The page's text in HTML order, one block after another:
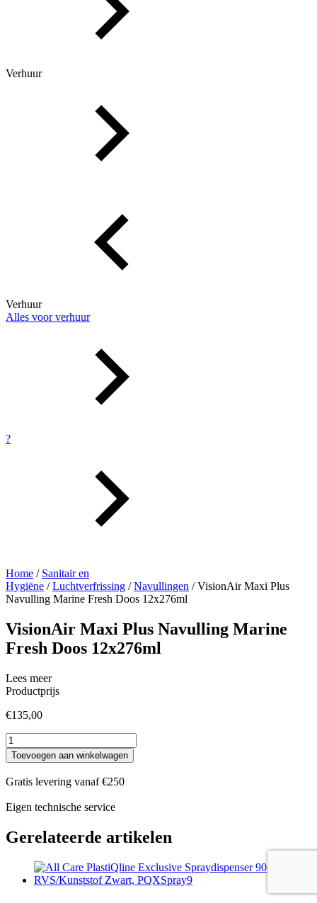
Verhuur
Verhuur
Alles voor verhuur
?
Home / Sanitair en
Hygiëne /Luchtverfrissing /Navullingen / VisionAir Maxi Plus
Navulling Marine Fresh Doos 12x276ml
VisionAir Maxi Plus Navulling Marine
Fresh Doos 12x276ml
Lees meer
Productprijs
€135,00
VisionAir
Maxi
Plus
Navulling
Marine
Fresh
Doos
aantal
Toevoegen aan winkelwagen
Gratis levering vanaf €250
Eigen technische service
Gerelateerde artikelen